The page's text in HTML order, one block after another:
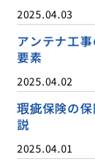
2025.04.03
アンテナ工
要素
2025.04.02
瑕疵保険の
説
2025.04.01